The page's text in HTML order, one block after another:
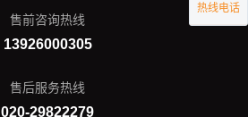
售前咨询热线
13926000305
售后服务热线
020-29822279
热线电话